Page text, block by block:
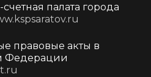
палата города
правовые акты в
Федерации